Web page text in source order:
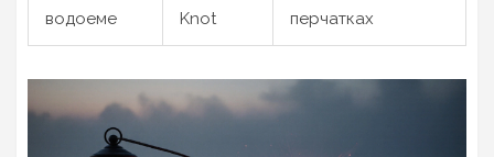
водоеме
Knot
перчатках